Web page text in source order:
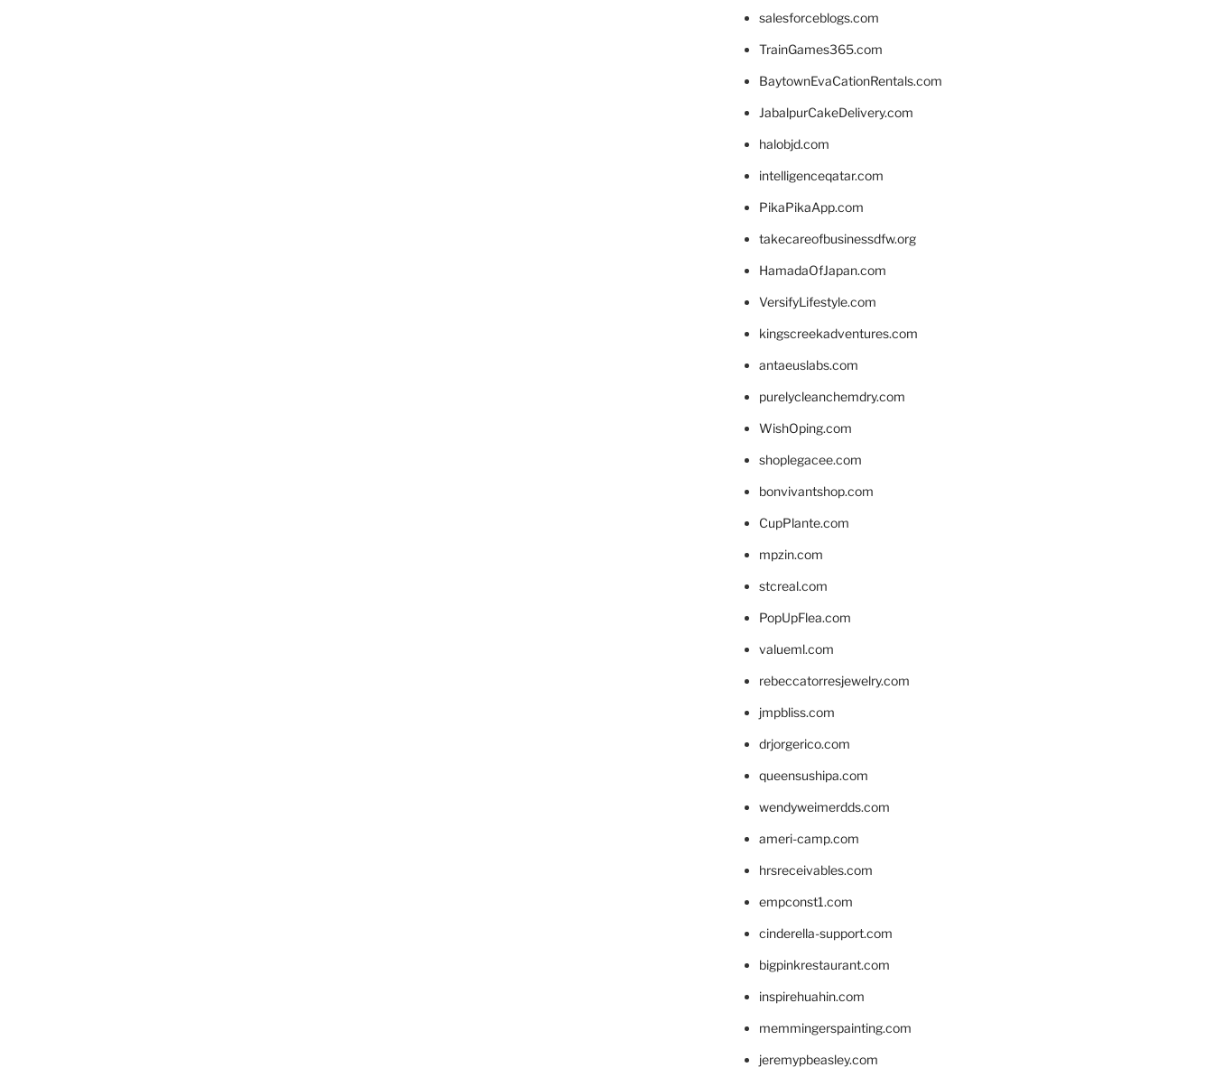
salesforceblogs.com
TrainGames365.com
BaytownEvaCationRentals.com
JabalpurCakeDelivery.com
halobjd.com
intelligenceqatar.com
PikaPikaApp.com
takecareofbusinessdfw.org
HamadaOfJapan.com
VersifyLifestyle.com
kingscreekadventures.com
antaeuslabs.com
purelycleanchemdry.com
WishOping.com
shoplegacee.com
bonvivantshop.com
CupPlante.com
mpzin.com
stcreal.com
PopUpFlea.com
valueml.com
rebeccatorresjewelry.com
jmpbliss.com
drjorgerico.com
queensushipa.com
wendyweimerdds.com
ameri-camp.com
hrsreceivables.com
empconst1.com
cinderella-support.com
bigpinkrestaurant.com
inspirehuahin.com
memmingerspainting.com
jeremypbeasley.com